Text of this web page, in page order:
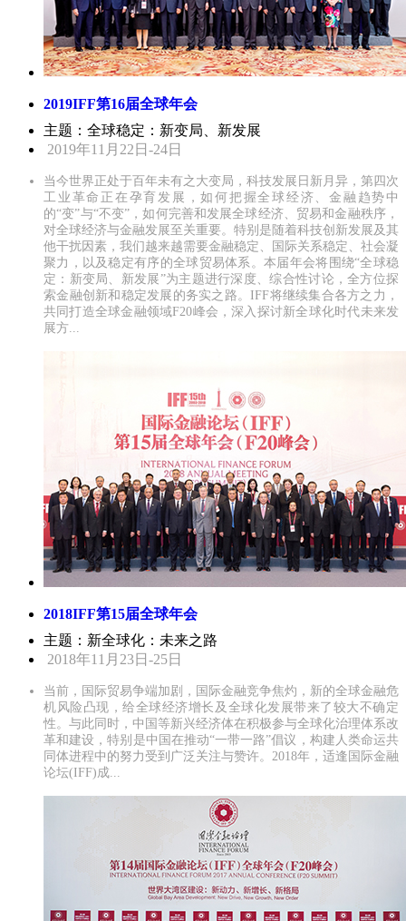
2019IFF第16届全球年会
主题：全球稳定：新变局、新发展
2019年11月22日-24日
当今世界正处于百年未有之大变局，科技发展日新月异，第四次
工业革命正在孕育发展，如何把握全球经济、金融趋势中
的“变”与“不变”，如何完善和发展全球经济、贸易和金融秩序，
对全球经济与金融发展至关重要。特别是随着科技创新发展及其
他干扰因素，我们越来越需要金融稳定、国际关系稳定、社会凝
聚力，以及稳定有序的全球贸易体系。本届年会将围绕“全球稳
定：新变局、新发展”为主题进行深度、综合性讨论，全方位探
索金融创新和稳定发展的务实之路。IFF将继续集合各方之力，
共同打造全球金融领域F20峰会，深入探讨新全球化时代未来发
展方...
2018IFF第15届全球年会
主题：新全球化：未来之路
2018年11月23日-25日
当前，国际贸易争端加剧，国际金融竞争焦灼，新的全球金融危
机风险凸现，给全球经济增长及全球化发展带来了较大不确定
性。与此同时，中国等新兴经济体在积极参与全球化治理体系改
革和建设，特别是中国在推动“一带一路”倡议，构建人类命运共
同体进程中的努力受到广泛关注与赞许。2018年，适逢国际金融
论坛(IFF)成...